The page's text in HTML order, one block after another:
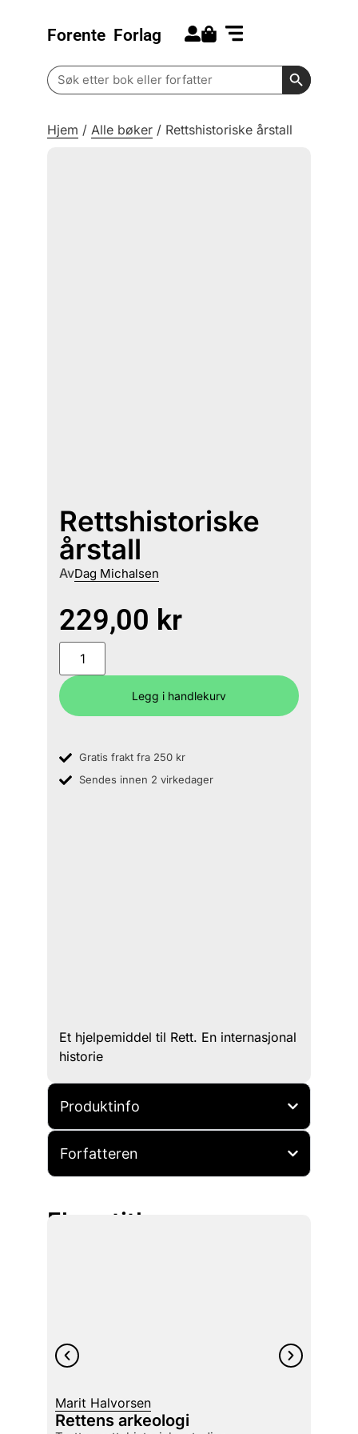
Forente Forlag
Search
for:
Search
Hjem / Alle bøker / Rettshistoriske årstall
Rettshistoriske
årstall
AvDag Michalsen
229,00 kr
Legg i handlekurv
Gratis frakt fra 250 kr
Sendes innen 2 virkedager
Et hjelpemiddel til Rett. En internasjonal
historie
Produktinfo
Forfatteren
Flere titler
Marit Halvorsen
Rettens arkeologi